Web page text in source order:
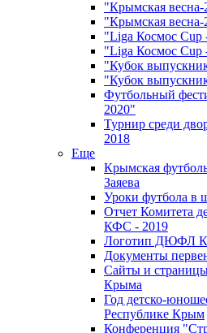
"Крымская весна-
"Крымская весна-
"Liga Космос Cup
"Liga Космос Cup
"Кубок
"Кубок
Футбольный
2020"
Турнир среди
2018
Еще
Крымская
Заяева
Уроки футбола в
Отчет Комитета
КФС - 2019
Логотип ДЮФЛ
Документы
Сайты и
Крыма
Год детско-
Республике Крым
Конференция